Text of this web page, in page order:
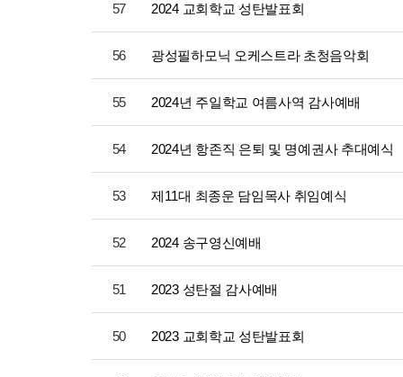
57 2024 교회학교 성탄발표회
56 광성필하모닉 오케스트라 초청음악회
55 2024년 주일학교 여름사역 감사예배
54 2024년 항존직 은퇴 및 명예권사 추대예식
53 제11대 최종운 담임목사 취임예식
52 2024 송구영신예배
51 2023 성탄절 감사예배
50 2023 교회학교 성탄발표회